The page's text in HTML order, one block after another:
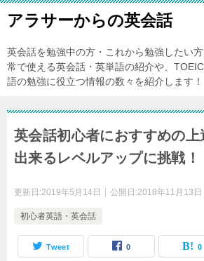
アラサーからの英会話
英会話を勉強中の方・これから勉強したい
常で使える英会話・英単語の紹介や、
語の勉強に役立つ情報の数々を紹介します！
英会話初心者におすすめの
出来るレベルアップに挑戦！
更新日:2019年5月14日 公開日:2018年11月13日
初心者英語・英会話
Tweet 0 0